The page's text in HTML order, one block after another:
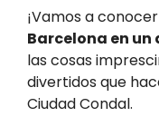
¡Vamos a conocer
Barcelona en un
las cosas
divertidos que
Ciudad Condal.